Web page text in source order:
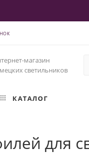
магазин
светильников
КАТАЛОГ
для